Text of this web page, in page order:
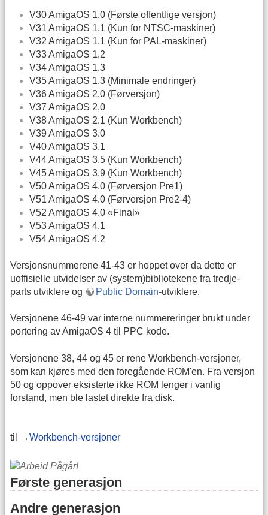
V30 AmigaOS 1.0 (Første offentlige versjon)
V31 AmigaOS 1.1 (Kun for NTSC-maskiner)
V32 AmigaOS 1.1 (Kun for PAL-maskiner)
V33 AmigaOS 1.2
V34 AmigaOS 1.3
V35 AmigaOS 1.3 (Minimale endringer)
V36 AmigaOS 2.0 (Førversjon)
V37 AmigaOS 2.0
V38 AmigaOS 2.1 (Kun Workbench)
V39 AmigaOS 3.0
V40 AmigaOS 3.1
V44 AmigaOS 3.5 (Kun Workbench)
V45 AmigaOS 3.9 (Kun Workbench)
V50 AmigaOS 4.0 (Førversjon Pre1)
V51 AmigaOS 4.0 (Førversjon Pre2-4)
V52 AmigaOS 4.0 «Final»
V53 AmigaOS 4.1
V54 AmigaOS 4.2
Versjonsnummerene 41-43 er hoppet over da dette er
uoffisielle utvidelser av (system)bibliotekene fra tredje-
parts utviklere og
Public Domain-utviklere.
Versjonene 46-49 var interne nummereringer brukt under
portering av AmigaOS 4 til PPC kode.
Versjonene 38, 44 og 45 er rene Workbench-versjoner,
som kan kjøres med den foregående ROM'en. Fra versjon
50 og oppover eksisterte ikke ROM lenger i vanlig
forstand, men ble lastet direkte fra disk.
til →Workbench-versjoner
Første generasjon
Andre generasjon